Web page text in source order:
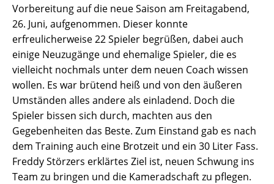
Vorbereitung auf die neue Saison am Freitagabend,
26. Juni, aufgenommen. Dieser konnte
erfreulicherweise 22 Spieler begrüßen, dabei auch
einige Neuzugänge und ehemalige Spieler, die es
vielleicht nochmals unter dem neuen Coach wissen
wollen. Es war brütend heiß und von den äußeren
Umständen alles andere als einladend. Doch die
Spieler bissen sich durch, machten aus den
Gegebenheiten das Beste. Zum Einstand gab es nach
dem Training auch eine Brotzeit und ein 30 Liter Fass.
Freddy Störzers erklärtes Ziel ist, neuen Schwung ins
Team zu bringen und die Kameradschaft zu pflegen.